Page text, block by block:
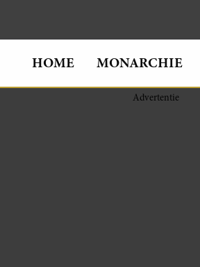
HOME MONARCHIE